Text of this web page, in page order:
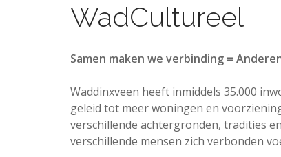
WadCultureel
Samen maken we verbinding =
Waddinxveen heeft inmiddels 35.000
geleid tot meer woningen en
verschillende achtergronden, tradities
verschillende mensen zich verbonden